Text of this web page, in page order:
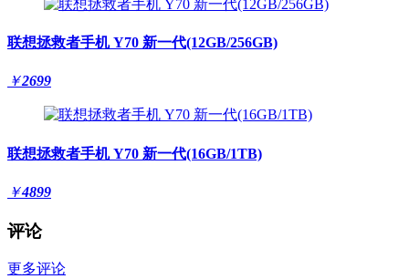
联想拯救者手机 Y70 新一代(12GB/256GB)
￥2699
联想拯救者手机 Y70 新一代(16GB/1TB)
￥4899
评论
更多评论